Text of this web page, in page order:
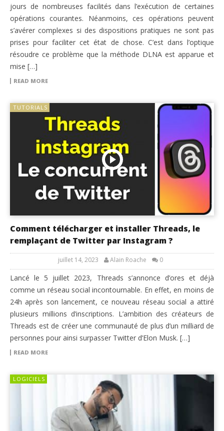
jours de nombreuses facilités dans l’exécution de certaines
opérations courantes. Néanmoins, ces opérations peuvent
s’avérer complexes si des dispositions pratiques ne sont pas
prises pour faciliter cet état de chose. C’est dans l’optique
résoudre ce problème que la méthode DLNA est apparue et
mise […]
READ MORE
TUTORIALS
Comment télécharger et installer Threads, le
remplaçant de Twitter par Instagram ?
juillet 14, 2023 Alain Roache 0
Lancé le 5 juillet 2023, Threads s’annonce d’ores et déjà
comme un réseau social incontournable. En effet, en moins de
24h après son lancement, ce nouveau réseau social a attiré
plusieurs millions d’inscriptions. L’ambition des créateurs de
Threads est de créer une communauté de plus d’un milliard de
personnes pour ainsi surpasser Twitter d’Elon Musk. […]
READ MORE
LOGICIELS